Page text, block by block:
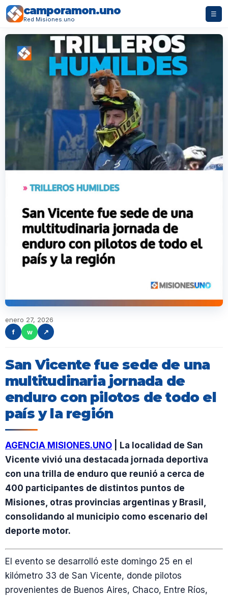
camporamon.uno
Red Misiones.uno
☰
enero 27, 2026
f
w ↗
San Vicente fue sede de una
multitudinaria jornada de
enduro con pilotos de todo el
país y la región
AGENCIA MISIONES.UNO | La localidad de San
Vicente vivió una destacada jornada deportiva
con una trilla de enduro que reunió a cerca de
400 participantes de distintos puntos de
Misiones, otras provincias argentinas y Brasil,
consolidando al municipio como escenario del
deporte motor.
El evento se desarrolló este domingo 25 en el
kilómetro 33 de San Vicente, donde pilotos
provenientes de Buenos Aires, Chaco, Entre Ríos,